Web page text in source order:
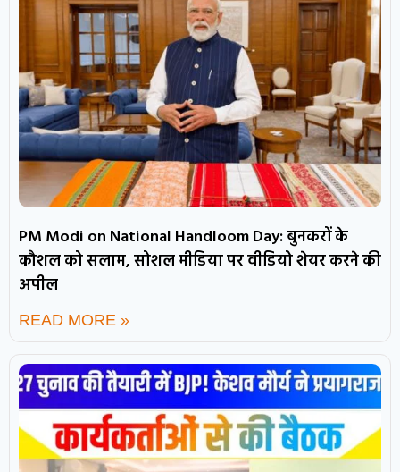
PM Modi on National Handloom Day: बुनकरों के
कौशल को सलाम, सोशल मीडिया पर वीडियो शेयर करने की
अपील
READ MORE »